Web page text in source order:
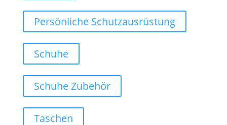
Persönliche Schutzausrüstung
Schuhe
Schuhe Zubehör
Taschen